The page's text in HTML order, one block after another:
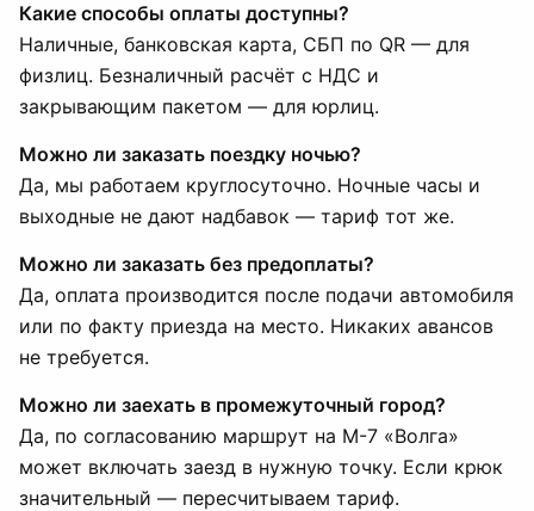
Какие способы оплаты доступны?
Наличные, банковская карта, СБП по QR — для
физлиц. Безналичный расчёт с НДС и
закрывающим пакетом — для юрлиц.
Можно ли заказать поездку ночью?
Да, мы работаем круглосуточно. Ночные часы и
выходные не дают надбавок — тариф тот же.
Можно ли заказать без предоплаты?
Да, оплата производится после подачи автомобиля
или по факту приезда на место. Никаких авансов
не требуется.
Можно ли заехать в промежуточный город?
Да, по согласованию маршрут на М-7 «Волга»
может включать заезд в нужную точку. Если крюк
значительный — пересчитываем тариф.